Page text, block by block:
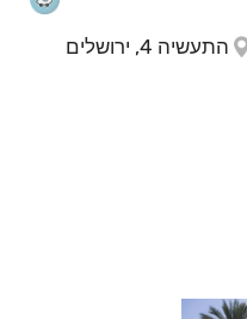
התעשיה 4, ירושלים